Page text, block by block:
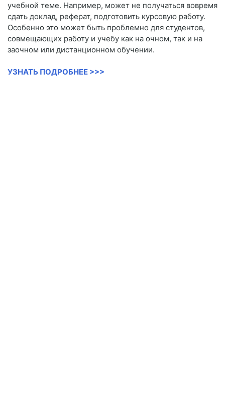
учебной теме. Например, может не получаться вовремя
сдать доклад, реферат, подготовить курсовую работу.
Особенно это может быть проблемно для студентов,
совмещающих работу и учебу как на очном, так и на
заочном или дистанционном обучении.
УЗНАТЬ ПОДРОБНЕЕ >>>